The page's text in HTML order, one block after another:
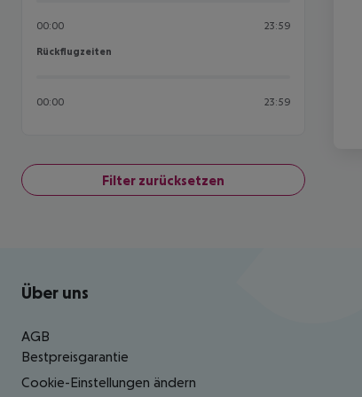
00:00 23:59
Rückflugzeiten
Rückflugzeiten
00:00 23:59
Filter zurücksetzen
Footer navigation
Über uns
AGB
Bestpreisgarantie
Cookie-Einstellungen ändern